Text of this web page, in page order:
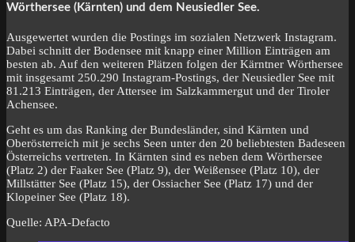
Wörthersee (Kärnten) und dem Neusiedler See.
Ausgewertet wurden die Postings im sozialen Netzwerk Instagram.
Dabei schnitt der Bodensee mit knapp einer Million Einträgen am
besten ab. Auf den weiteren Plätzen folgen der Kärntner Wörthersee
mit insgesamt 250.290 Instagram-Postings, der Neusiedler See mit
81.213 Einträgen, der Attersee im Salzkammergut und der Tiroler
Achensee.
Geht es um das Ranking der Bundesländer, sind Kärnten und
Oberösterreich mit je sechs Seen unter den 20 beliebtesten Badeseen
Österreichs vertreten. In Kärnten sind es neben dem Wörthersee
(Platz 2) der Faaker See (Platz 9), der Weißensee (Platz 10), der
Millstätter See (Platz 15), der Ossiacher See (Platz 17) und der
Klopeiner See (Platz 18).
Quelle: APA-Defacto